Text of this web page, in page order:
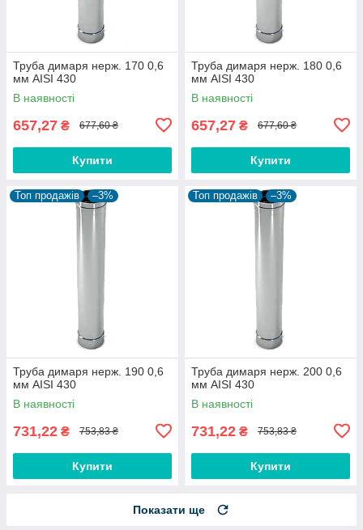
Труба димаря нерж. 170 0,6
мм AISI 430
В наявності
657,27 ₴ 677,60 ₴
Купити
Труба димаря нерж. 180 0,6
мм AISI 430
В наявності
657,27 ₴ 677,60 ₴
Купити
Топ продажів –3%
Труба димаря нерж. 190 0,6
мм AISI 430
В наявності
731,22 ₴ 753,83 ₴
Купити
Топ продажів –3%
Труба димаря нерж. 200 0,6
мм AISI 430
В наявності
731,22 ₴ 753,83 ₴
Купити
Показати ще